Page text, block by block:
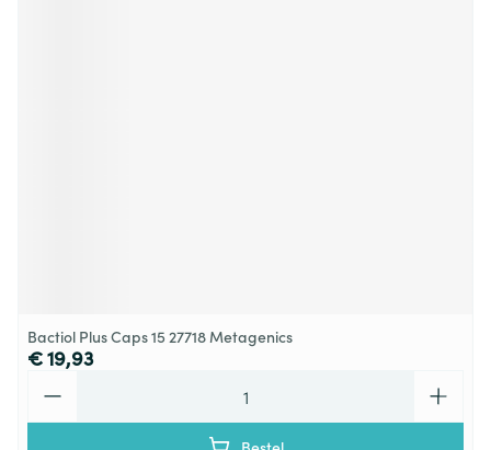
Bactiol Plus Caps 15 27718 Metagenics
€ 19,93